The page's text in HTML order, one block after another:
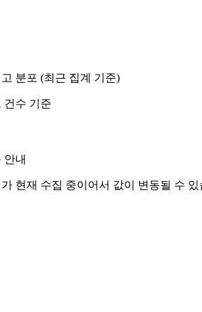
분포 (최근 집계 기준)
건수 기준
안내
현재 수집 중이어서 값이 변동될 수 있